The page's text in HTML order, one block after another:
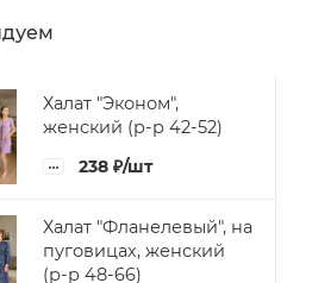
Халат "Эконом",
женский (р-р 42-52)
238 ₽/шт
Халат "Фланелевый", на
пуговицах, женский
(р-р 48-66)